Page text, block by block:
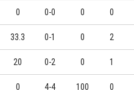
0 0-0 0 0
33.3 0-1 0 2
20 0-2 0 1
0 4-4 100 0